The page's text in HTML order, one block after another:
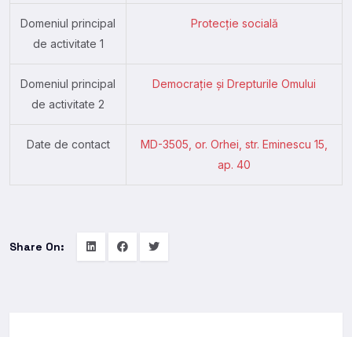
Domeniul principal
de activitate 1
Protecție socială
Domeniul principal
de activitate 2
Democrație și Drepturile Omului
Date de contact
MD-3505, or. Orhei, str. Eminescu 15,
ap. 40
Share On: